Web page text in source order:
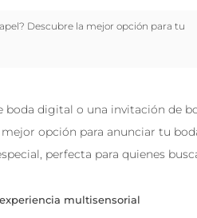
Descubre la mejor opción para tu
digital o una invitación de
mejor opción para anunciar tu
perfecta para quienes
multisensorial